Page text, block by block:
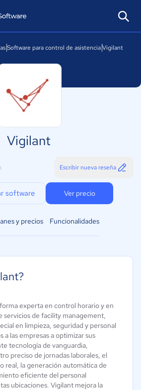
Software para control de asistenciaVigilant
Vigilant
Escribir nueva reseña
software Ver precio
y precios Funcionalidades
experta en control horario y en
servicios de facility management,
en limpieza, seguridad y personal
a las empresas a optimizar sus
tecnología de vanguardia,
preciso de jornadas laborales, el
real, la generación automática de
eficiente del personal
ubicaciones. Vigilant mejora la